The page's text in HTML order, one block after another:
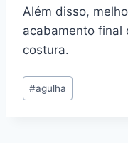
Além disso,
acabamento final
costura.
Tags
do
#agulha